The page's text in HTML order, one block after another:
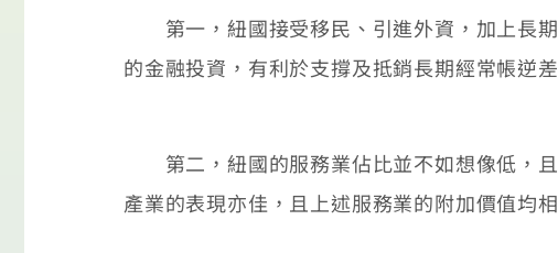
第一，紐國接受移民、引進外資，加上長期
的金融投資，有利於支撐及抵銷長期經常帳逆
第二，紐國的服務業佔比並不如想像低，且
產業的表現亦佳，且上述服務業的附加價值均